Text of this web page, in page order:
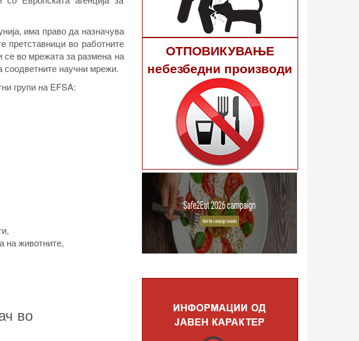
има право да назначува
претставници во работните
се во мрежата за размена на
соодветните научни мрежи.
групи на EFSA:
на животните,
во
ОТПОВИКУВАЊЕ
небезбедни производи